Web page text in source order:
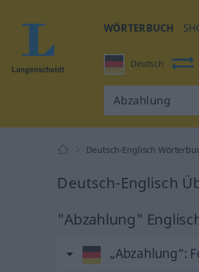
WÖRTERBUCH
Deutsch
Deutsch-Englisch
Deutsch-Englisch
"Abzahlung"
„Abzahlung“: